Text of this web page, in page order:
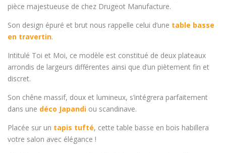
pièce majestueuse de chez Drugeot Manufacture.
Son design épuré et brut nous rappelle celui d’une table basse
en travertin.
Intitulé Toi et Moi, ce modèle est constitué de deux plateaux
arrondis de largeurs différentes ainsi que d’un piètement fin et
discret.
Son chêne massif, doux et lumineux, s’intégrera parfaitement
dans une déco Japandi ou scandinave.
Placée sur un tapis tufté, cette table basse en bois habillera
votre salon avec élégance !